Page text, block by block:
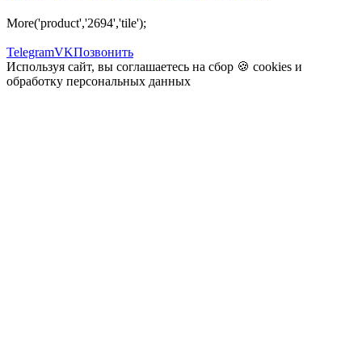
More('product','2694','tile');
TelegramVKПозвонить
Используя сайт, вы соглашаетесь на сбор 🍪 cookies и
обработку персональных данных